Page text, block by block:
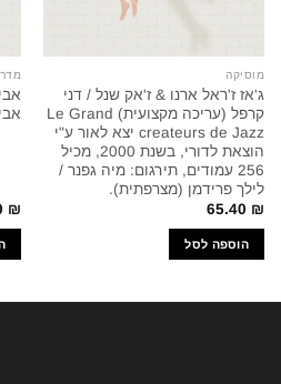
מוסיקה
ג'אז ז'ראל ארנו & ז'אק שנל / דני
קרפל (עריכה מקצועית) Le Grand
createurs de Jazz יצא לאור ע"י
הוצאת לדורי, בשנת 2000, מכיל
256 עמודים, תירגום: מיה גפנר /
לילך פרידמן (מצרפתית).
65.40 ₪
הוספה לסל
₪